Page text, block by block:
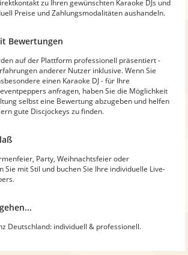
zu Ihren gewünschten Karaoke DJs und
Preise und Zahlungsmodalitäten aushandeln.
Bewertungen
auf der Plattform professionell präsentiert -
anderer Nutzer inklusive. Wenn Sie
einen Karaoke DJ - für Ihre
anfragen, haben Sie die Möglichkeit
selbst eine Bewertung abzugeben und helfen
gute Discjockeys zu finden.
Party, Weihnachtsfeier oder
Sie mit Stil und buchen Sie Ihre individuelle Live-
Deutschland: individuell & professionell.